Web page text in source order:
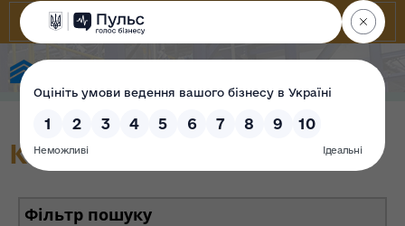
Корпоративні секретарі
Фільтр пошуку